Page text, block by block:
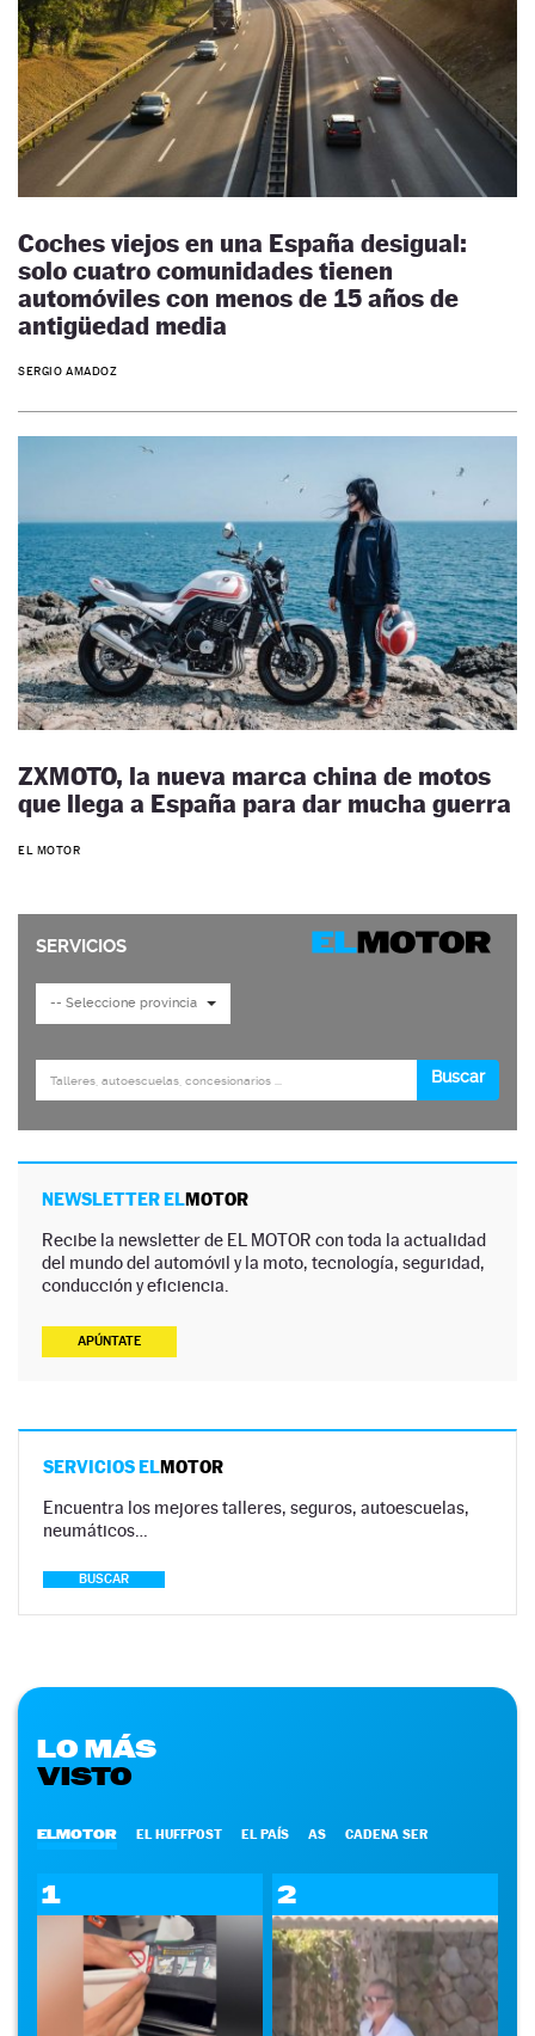
Coches viejos en una España desigual:
solo cuatro comunidades tienen
automóviles con menos de 15 años de
antigüedad media
SERGIO AMADOZ
ZXMOTO, la nueva marca china de motos
que llega a España para dar mucha guerra
EL MOTOR
NEWSLETTER ELMOTOR
Recibe la newsletter de EL MOTOR con toda la actualidad
del mundo del automóvil y la moto, tecnología, seguridad,
conducción y eficiencia.
APÚNTATE
SERVICIOS ELMOTOR
Encuentra los mejores talleres, seguros, autoescuelas,
neumáticos…
BUSCAR
LO MÁS
VISTO
ELMOTOR EL HUFFPOST EL PAÍS AS CADENA SER
1 2